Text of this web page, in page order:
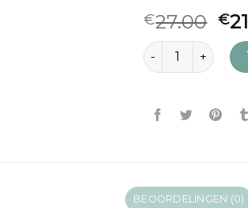
€27.00 €
olijfgroene sjaal
BEOORDELINGEN (0)